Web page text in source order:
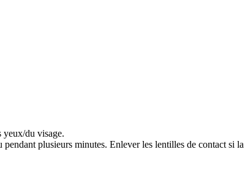
yeux/du visage.
plusieurs minutes. Enlever les lentilles de contact si la